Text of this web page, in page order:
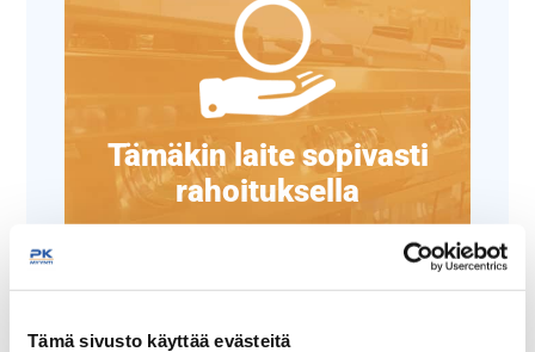
Tämä sivusto käyttää evästeitä
Tämäkin laite sopivasti
rahoituksella